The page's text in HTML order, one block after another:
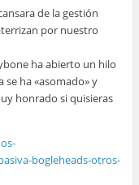
de la gestión
por nuestro
ha abierto un hilo
se ha «asomado» y
honrado si quisieras
bogleheads-otros-